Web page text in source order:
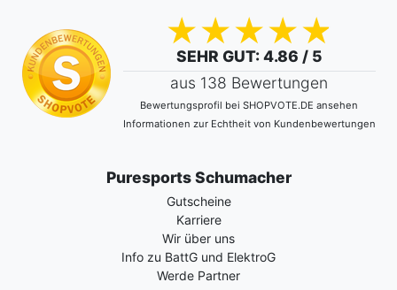
SEHR GUT: 4.86 / 5
aus 138 Bewertungen
Bewertungsprofil bei SHOPVOTE.DE ansehen
Informationen zur Echtheit von Kundenbewertungen
Puresports Schumacher
Gutscheine
Karriere
Wir über uns
Info zu BattG und ElektroG
Werde Partner